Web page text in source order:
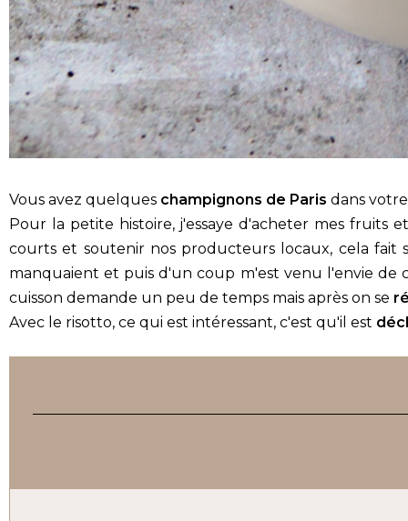
Vous avez quelques champignons de Paris dans
Pour la petite histoire, j'essaye d'acheter mes fruits
courts et soutenir nos producteurs locaux, cela fait
manquaient et puis d'un coup m'est venu l'envie de
cuisson demande un peu de temps mais après on se
Avec le risotto, ce qui est intéressant, c'est qu'il est